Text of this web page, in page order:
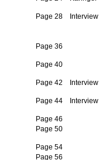
Page 28 Interview
Page 36
Page 40
Page 42 Interview
Page 44 Interview
Page 46
Page 50
Page 54
Page 56